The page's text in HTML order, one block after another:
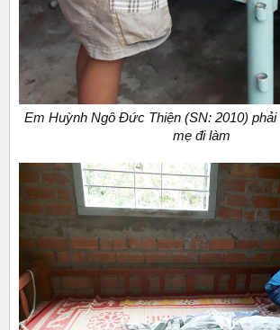
Em Huỳnh Ngô Đức Thiện (SN: 2010)
mẹ đi làm